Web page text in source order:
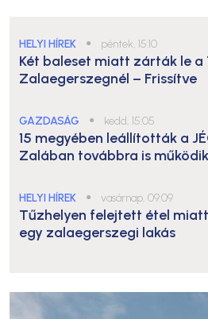
HELYI HÍREK ● péntek, 15:10
Két baleset miatt zárták le
Zalaegerszegnél – Frissítve
GAZDASÁG ● kedd, 15:05
15 megyében leállították a
Zalában továbbra is működik
HELYI HÍREK ● vasárnap, 09:09
Tűzhelyen felejtett étel
egy zalaegerszegi lakás